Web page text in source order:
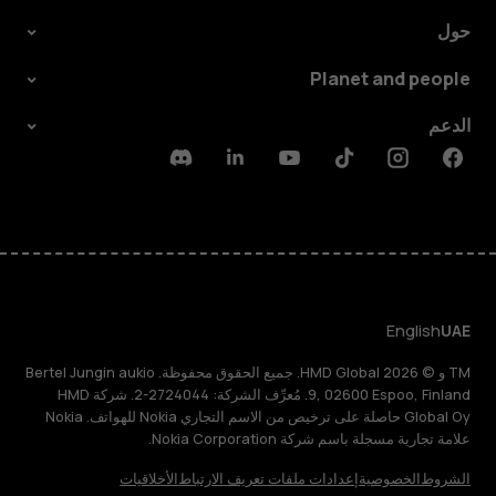
حول
Planet and people
الدعم
Facebook
Instagram
Tiktok
Youtube
Linkedin
Discord
UAE
English
TM و © 2026 HMD Global. جميع الحقوق محفوظة. Bertel Jungin aukio
9, 02600 Espoo, Finland. مُعرِّف الشركة: 2724044-2. شركة HMD
Global Oy حاصلة على ترخيص من الاسم التجاري Nokia للهواتف. Nokia
علامة تجارية مسجلة باسم شركة Nokia Corporation.
الشروطالخصوصيةإعدادات ملفات تعريف الارتباطالأخلاقيات